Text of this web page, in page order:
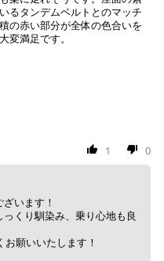
させていただきますの
はお受けできかねます。
Apple Payの利用登録が
お支払いください。
以内とさせて頂いてお
は自動でご注文はキャン
るタンデムベルトとのマッチ
の赤い部分が全体の色合いを
変満足です。
1 0
います！
くり馴染み、乗り心地も良
願いいたします！